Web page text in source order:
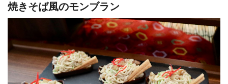
焼きそば風のモンブラン